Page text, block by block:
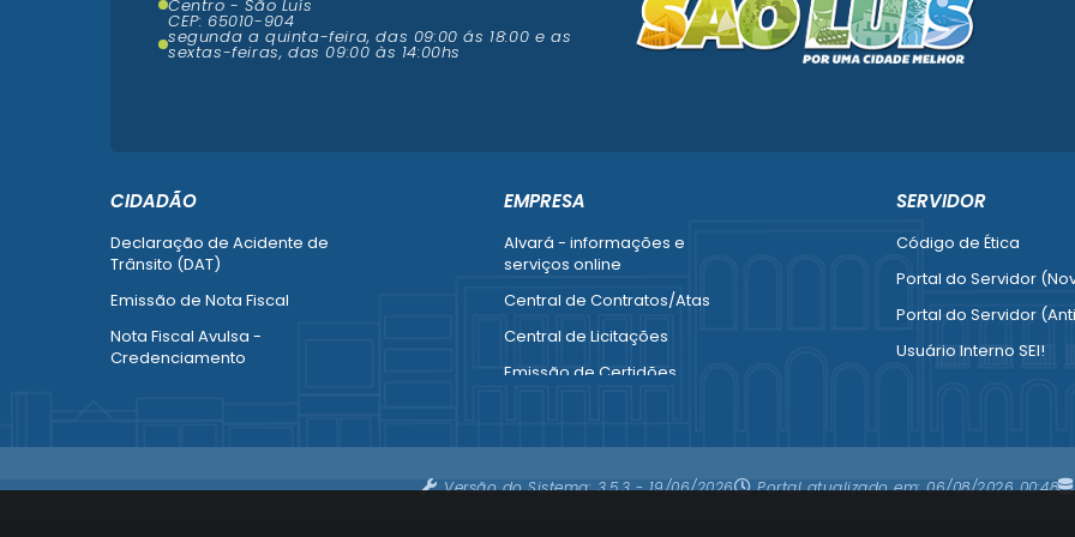
CIDADÃO
Declaração de Acidente de
Trânsito (DAT)
Emissão de Nota Fiscal
Nota Fiscal Avulsa -
Credenciamento
Ver mais serviços do Cidadão
EMPRESA
Alvará - informações e
serviços online
Central de Contratos/Atas
Central de Licitações
Emissão de Certidões
Empresa
SERVIDOR
Código de Ética
Portal do Servidor
Portal do Servidor
Usuário Interno SEI!
Manual de Gestão
Centro - São Luís
CEP: 65010-904
segunda a quinta-feira, das 09:00 ás 18:00 e as
sextas-feiras, das 09:00 às 14:00hs
Versão do Sistema:3.5.3 - 19/06/2026 Portal atualizado em:06/08/2026 00:48